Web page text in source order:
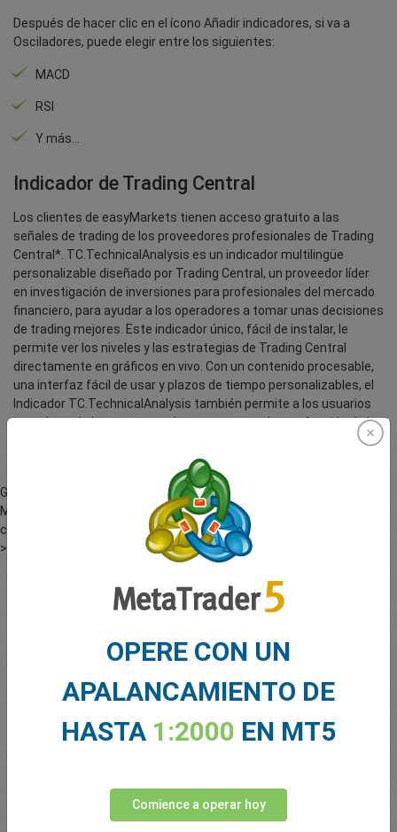
Después de hacer clic en el ícono Añadir indicadores, si va a
Osciladores, puede elegir entre los siguientes:
MACD
RSI
Y más…
Indicador de Trading Central
Los clientes de easyMarkets tienen acceso gratuito a las
señales de trading de los proveedores profesionales de Trading
Central*. TC.TechnicalAnalysis es un indicador multilingüe
personalizable diseñado por Trading Central, un proveedor líder
en investigación de inversiones para profesionales del mercado
financiero, para ayudar a los operadores a tomar unas decisiones
de trading mejores. Este indicador único, fácil de instalar, le
permite ver los niveles y las estrategias de Trading Central
directamente en gráficos en vivo. Con un contenido procesable,
una interfaz fácil de usar y plazos de tiempo personalizables, el
Indicador TC.TechnicalAnalysis también permite a los usuarios
completar órdenes y operaciones programadas en función de los
Guía de usuario sobre los indicadores de Trading Central para
MetaTrader MT4. Qué son los indicadores de señales, instalación,
características y actualizaciones.
>>
* Trading Central es un producto propiedad de TRADING Central™
Cómo organizar múltiples pantallas
gráfico ya abierto. Vaya a la ventana Market Watch y seleccione
gráfico, que representa el mercado seleccionado, se abrirá en la
ventana del gráfico existente con las mismas propiedades de
OPERE CON UN
APALANCAMIENTO DE
HASTA 1:2000 EN MT5
Comience a operar hoy